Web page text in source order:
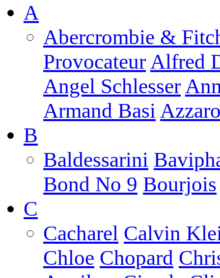
A
Abercrombie &
ProvocateurAlfred
Angel Schlesser
Armand Basi
B
Baldessarini
Bond No 9 Bourjois
C
Cacharel Calvin
Chloe Chopard